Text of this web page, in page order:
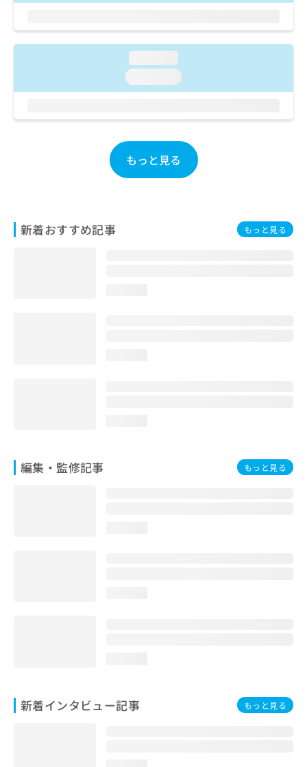
もっと見る
新着おすすめ記事 もっと見る
編集・監修記事 もっと見る
新着インタビュー記事 もっと見る
は
ち